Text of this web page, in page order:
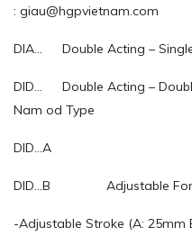
: giau@hgpvietnam.com
DIA… Double Acting –
DID… Double Acting –
Nam od Type
DID…A
DID…B Adjustable
-Adjustable Stroke (A: 25mm